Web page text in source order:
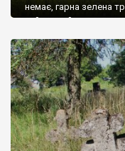
немає, гарна зелена
найкращий регулятор
бруньками, кози ті
делікатес. На
різноманітних форм